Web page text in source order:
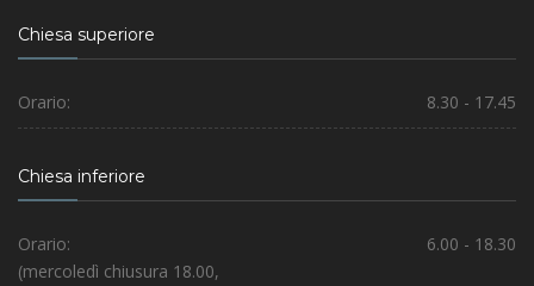
Chiesa superiore
Orario: 8.30 - 17.45
Chiesa inferiore
Orario:
6.00 - 18.30
(mercoledì chiusura 18.00,